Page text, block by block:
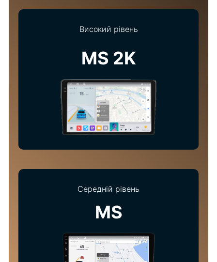
Високий рівень
MS 2K
Середній рівень
MS